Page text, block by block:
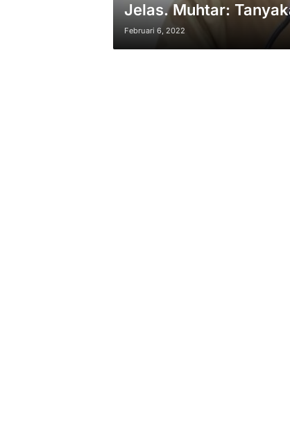
Jelas. Muhtar:
Februari 6, 2022